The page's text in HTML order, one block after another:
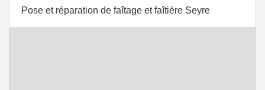
Pose et réparation de faîtage et faîtière Seyre